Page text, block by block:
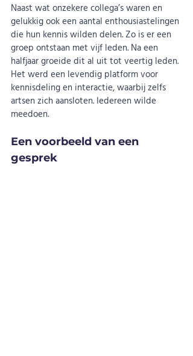
Naast wat onzekere collega’s waren en
gelukkig ook een aantal enthousiastelingen
die hun kennis wilden delen. Zo is er een
groep ontstaan met vijf leden. Na een
halfjaar groeide dit al uit tot veertig leden.
Het werd een levendig platform voor
kennisdeling en interactie, waarbij zelfs
artsen zich aansloten. Iedereen wilde
meedoen.
Een voorbeeld van een
gesprek